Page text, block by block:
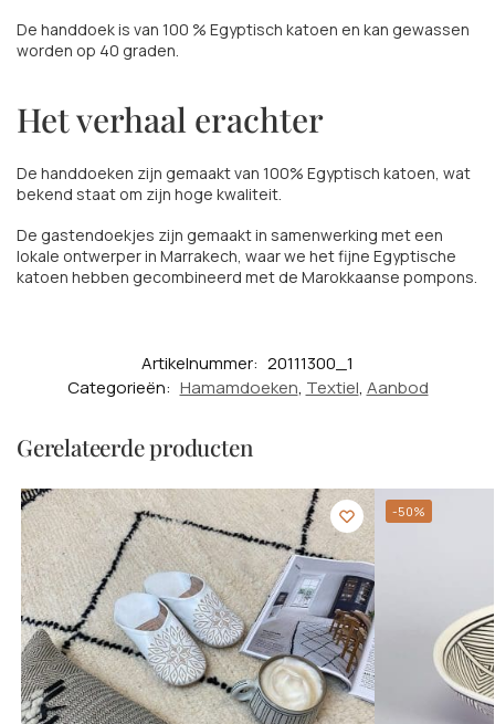
De handdoek is van 100 % Egyptisch katoen en kan gewassen
worden op 40 graden.
Het verhaal erachter
De handdoeken zijn gemaakt van 100% Egyptisch katoen, wat
bekend staat om zijn hoge kwaliteit.
De gastendoekjes zijn gemaakt in samenwerking met een
lokale ontwerper in Marrakech, waar we het fijne Egyptische
katoen hebben gecombineerd met de Marokkaanse pompons.
Artikelnummer: 20111300_1
Categorieën: Hamamdoeken, Textiel, Aanbod
Gerelateerde producten
-50%